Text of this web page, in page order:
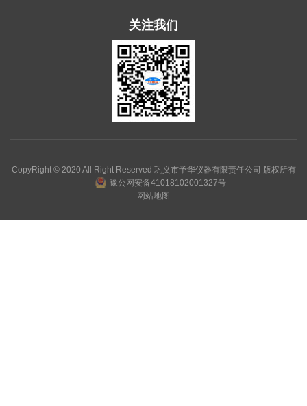
关注我们
CopyRight © 2020 All Right Reserved 巩义市予华仪器有限责任公司 版权所有
豫公网安备41018102001327号
网站地图